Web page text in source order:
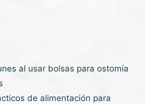
al usar bolsas para ostomía
de alimentación para